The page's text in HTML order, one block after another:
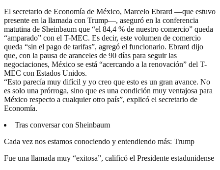
El secretario de Economía de México, Marcelo Ebrard —que estuvo
presente en la llamada con Trump—, aseguró en la conferencia
matutina de Sheinbaum que “el 84,4 % de nuestro comercio” queda
“amparado” con el T-MEC. Es decir, este volumen de comercio
queda “sin el pago de tarifas”, agregó el funcionario. Ebrard dijo
que, con la pausa de aranceles de 90 días para seguir las
negociaciones, México se está “acercando a la renovación” del T-
MEC con Estados Unidos.
“Esto parecía muy difícil y yo creo que esto es un gran avance. No
es solo una prórroga, sino que es una condición muy ventajosa para
México respecto a cualquier otro país”, explicó el secretario de
Economía.
Tras conversar con Sheinbaum
Cada vez nos estamos conociendo y entendiendo más: Trump
Fue una llamada muy “exitosa”, calificó el Presidente estadunidense